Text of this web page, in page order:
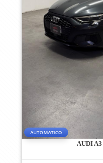
AUTOMATICO
AUDI A3